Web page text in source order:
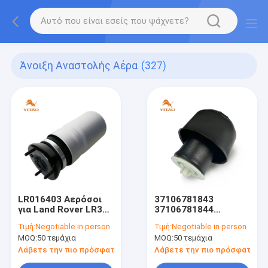
Άνοιξη Αναστολής Αέρα (327)
LR016403 Αερόσοι
για Land Rover LR3
Range Rover Sport
05-13
Τιμή:Negotiable in person
MOQ:50 τεμάχια
Λάβετε την πιο πρόσφατη τιμή
37106781843
37106781844
Κατάλληλες για BMW
F07 GT F11 536i
550iX 550i 2010-2015
Τιμή:Negotiable in person
MOQ:50 τεμάχια
Λάβετε την πιο πρόσφατη